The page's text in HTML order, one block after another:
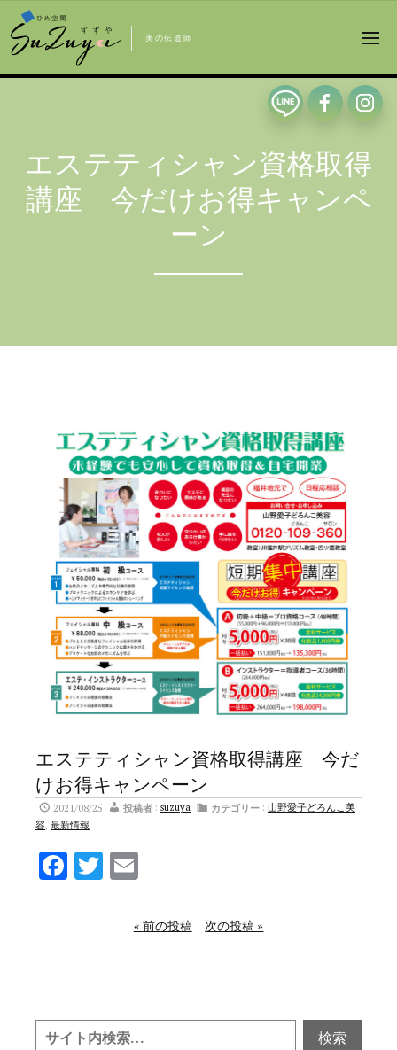
美の伝道師
エステティシャン資格取得
講座 今だけお得キャンペ
ーン
エステティシャン資格取得講座 今だ
けお得キャンペーン
2021/08/25 投稿者 : suzuya カテゴリー : 山野愛子どろんこ美
容, 最新情報
Facebook
Twitter
« 前の投稿 次の投稿 »